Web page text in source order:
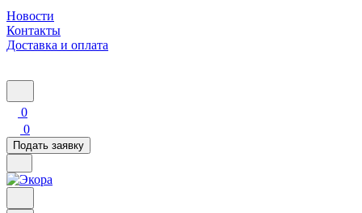
Новости
Контакты
Доставка и оплата
0
0
Подать заявку